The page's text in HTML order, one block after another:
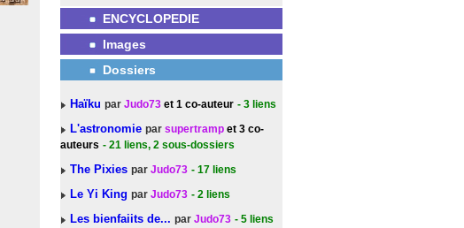
ENCYCLOPEDIE
Images
Dossiers
Haïku par Judo73 et 1 co-auteur - 3 liens
L'astronomie par supertramp et 3 co-
auteurs - 21 liens, 2 sous-dossiers
The Pixies par Judo73 - 17 liens
Le Yi King par Judo73 - 2 liens
Les bienfaiits de... par Judo73 - 5 liens